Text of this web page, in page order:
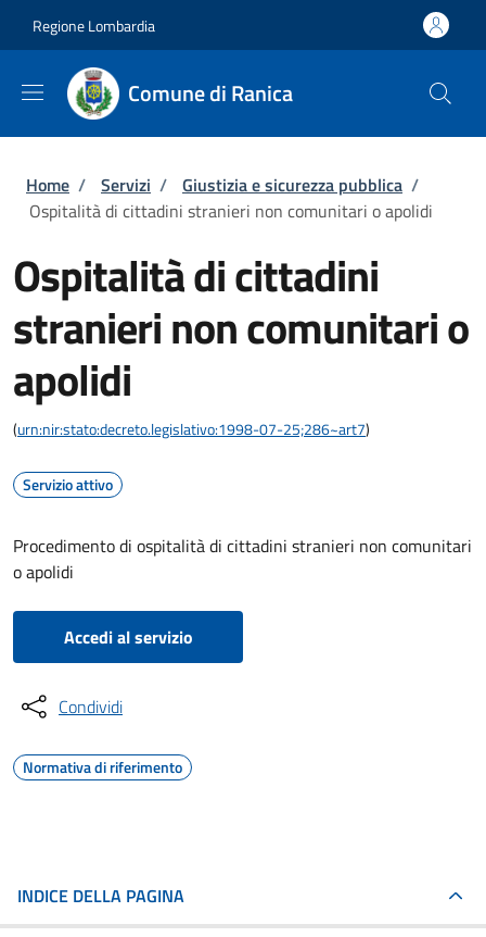
Regione Lombardia
Comune di Ranica
Briciole di pane
Home / Servizi / Giustizia e sicurezza pubblica /
Ospitalità di cittadini stranieri non comunitari o apolidi
Ospitalità di cittadini
stranieri non comunitari o
apolidi
(urn:nir:stato:decreto.legislativo:1998-07-25;286~art7)
Servizio attivo
Procedimento di ospitalità di cittadini stranieri non comunitari
o apolidi
Accedi al servizio
Condividi
Normativa di riferimento
INDICE DELLA PAGINA